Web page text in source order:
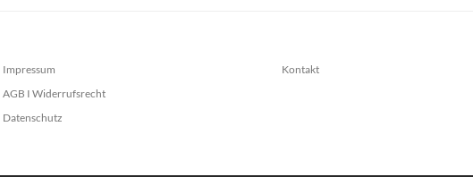
Impressum
AGB I Widerrufsrecht
Datenschutz
Kontakt